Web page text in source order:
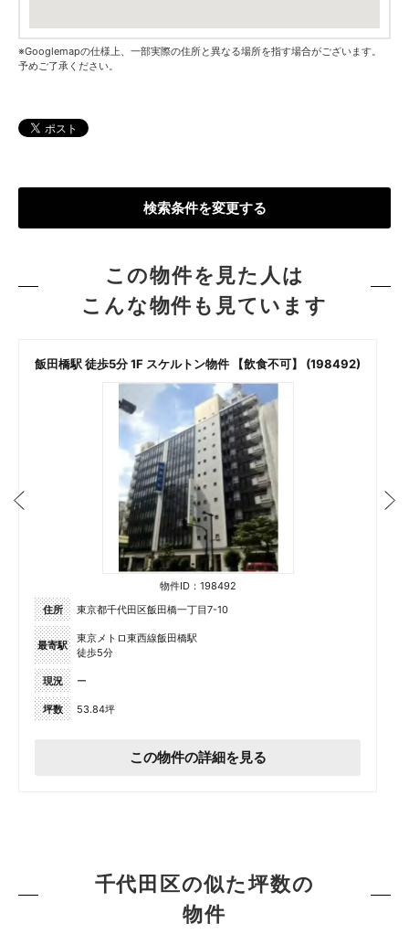
※Googlemapの仕様上、一部実際の住所と異なる場所を指す場合がございます。
予めご了承ください。
検索条件を変更する
この物件を見た人は
こんな物件も見ています
飯田橋駅 徒歩5分 1F スケルトン物件 【飲食不可】 (198492)
物件ID：198492
住所
東京都千代田区飯田橋一丁目7-10
最寄駅
東京メトロ東西線飯田橋駅
徒歩5分
現況 ー
坪数 53.84坪
この物件の詳細を見る
千代田区の似た坪数の
物件